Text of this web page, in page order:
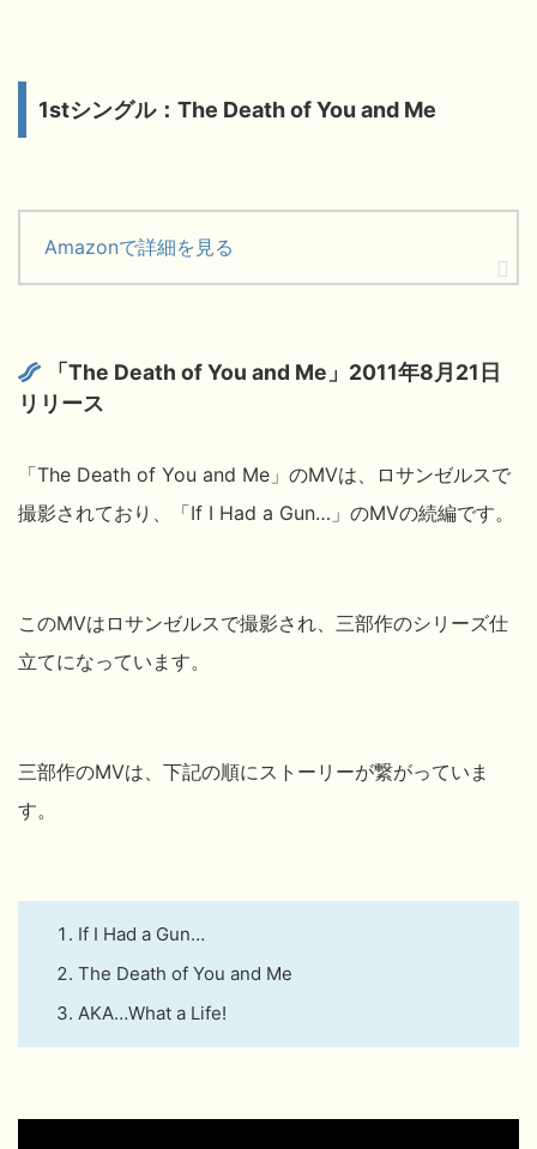
1stシングル：The Death of You and Me
Amazonで詳細を見る
「The Death of You and Me」2011年8月21日
リリース
「The Death of You and Me」のMVは、ロサンゼルスで
撮影されており、「If I Had a Gun…」のMVの続編です。
このMVはロサンゼルスで撮影され、三部作のシリーズ仕
立てになっています。
三部作のMVは、下記の順にストーリーが繋がっていま
す。
If I Had a Gun…
The Death of You and Me
AKA…What a Life!